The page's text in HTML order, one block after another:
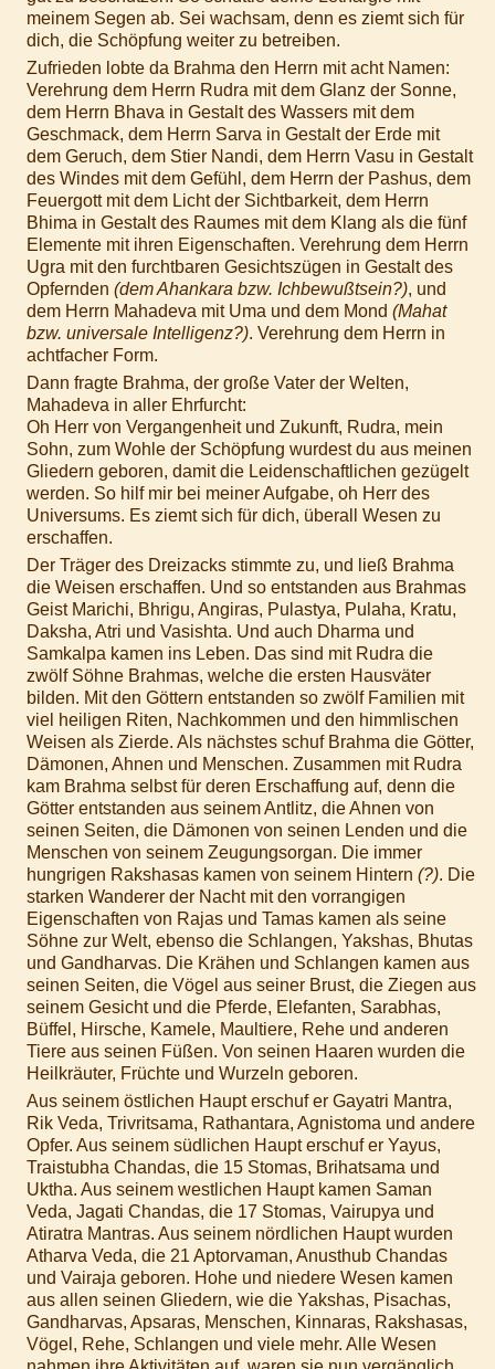
meinem Segen ab. Sei wachsam, denn es ziemt sich für
dich, die Schöpfung weiter zu betreiben.
Zufrieden lobte da Brahma den Herrn mit acht Namen:
Verehrung dem Herrn Rudra mit dem Glanz der Sonne,
dem Herrn Bhava in Gestalt des Wassers mit dem
Geschmack, dem Herrn Sarva in Gestalt der Erde mit
dem Geruch, dem Stier Nandi, dem Herrn Vasu in Gestalt
des Windes mit dem Gefühl, dem Herrn der Pashus, dem
Feuergott mit dem Licht der Sichtbarkeit, dem Herrn
Bhima in Gestalt des Raumes mit dem Klang als die fünf
Elemente mit ihren Eigenschaften. Verehrung dem Herrn
Ugra mit den furchtbaren Gesichtszügen in Gestalt des
Opfernden (dem Ahankara bzw. Ichbewußtsein?), und
dem Herrn Mahadeva mit Uma und dem Mond (Mahat
bzw. universale Intelligenz?). Verehrung dem Herrn in
achtfacher Form.
Dann fragte Brahma, der große Vater der Welten,
Mahadeva in aller Ehrfurcht:
Oh Herr von Vergangenheit und Zukunft, Rudra, mein
Sohn, zum Wohle der Schöpfung wurdest du aus meinen
Gliedern geboren, damit die Leidenschaftlichen gezügelt
werden. So hilf mir bei meiner Aufgabe, oh Herr des
Universums. Es ziemt sich für dich, überall Wesen zu
erschaffen.
Der Träger des Dreizacks stimmte zu, und ließ Brahma
die Weisen erschaffen. Und so entstanden aus Brahmas
Geist Marichi, Bhrigu, Angiras, Pulastya, Pulaha, Kratu,
Daksha, Atri und Vasishta. Und auch Dharma und
Samkalpa kamen ins Leben. Das sind mit Rudra die
zwölf Söhne Brahmas, welche die ersten Hausväter
bilden. Mit den Göttern entstanden so zwölf Familien mit
viel heiligen Riten, Nachkommen und den himmlischen
Weisen als Zierde. Als nächstes schuf Brahma die Götter,
Dämonen, Ahnen und Menschen. Zusammen mit Rudra
kam Brahma selbst für deren Erschaffung auf, denn die
Götter entstanden aus seinem Antlitz, die Ahnen von
seinen Seiten, die Dämonen von seinen Lenden und die
Menschen von seinem Zeugungsorgan. Die immer
hungrigen Rakshasas kamen von seinem Hintern (?). Die
starken Wanderer der Nacht mit den vorrangigen
Eigenschaften von Rajas und Tamas kamen als seine
Söhne zur Welt, ebenso die Schlangen, Yakshas, Bhutas
und Gandharvas. Die Krähen und Schlangen kamen aus
seinen Seiten, die Vögel aus seiner Brust, die Ziegen aus
seinem Gesicht und die Pferde, Elefanten, Sarabhas,
Büffel, Hirsche, Kamele, Maultiere, Rehe und anderen
Tiere aus seinen Füßen. Von seinen Haaren wurden die
Heilkräuter, Früchte und Wurzeln geboren.
Aus seinem östlichen Haupt erschuf er Gayatri Mantra,
Rik Veda, Trivritsama, Rathantara, Agnistoma und andere
Opfer. Aus seinem südlichen Haupt erschuf er Yayus,
Traistubha Chandas, die 15 Stomas, Brihatsama und
Uktha. Aus seinem westlichen Haupt kamen Saman
Veda, Jagati Chandas, die 17 Stomas, Vairupya und
Atiratra Mantras. Aus seinem nördlichen Haupt wurden
Atharva Veda, die 21 Aptorvaman, Anusthub Chandas
und Vairaja geboren. Hohe und niedere Wesen kamen
aus allen seinen Gliedern, wie die Yakshas, Pisachas,
Gandharvas, Apsaras, Menschen, Kinnaras, Rakshasas,
Vögel, Rehe, Schlangen und viele mehr. Alle Wesen